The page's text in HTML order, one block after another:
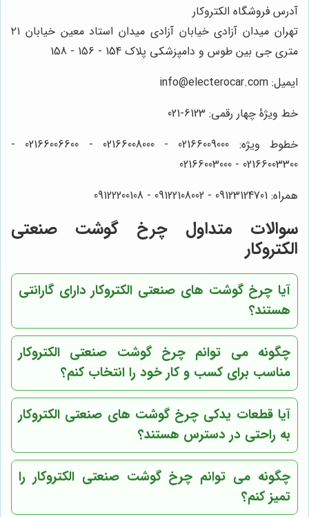
آدرس فروشگاه الکتروکار
تهران میدان آزادی خیابان آزادی میدان استاد معین خیابان ۲۱
متری جی بین طوس و دامپزشکی پلاک 154 - 156 - 158
ایمیل: info@electerocar.com
خط ویژۀ چهار رقمی: 6123-021
خطوط ویژه: 02166009000 - 02166008000 - 02166006600 -
02166003300 - 02166003000
همراه: 09123124701 - 09122108002 - 09122200108
سوالات متداول چرخ گوشت صنعتی
الکتروکار
آیا چرخ گوشت های صنعتی الکتروکار دارای گارانتی
هستند؟
چگونه می توانم چرخ گوشت صنعتی الکتروکار
مناسب برای کسب و کار خود را انتخاب کنم؟
آیا قطعات یدکی چرخ گوشت های صنعتی الکتروکار
به راحتی در دسترس هستند؟
چگونه می توانم چرخ گوشت صنعتی الکتروکار را
تمیز کنم؟